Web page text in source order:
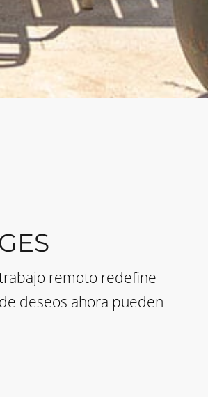
remoto redefine
deseos ahora pueden